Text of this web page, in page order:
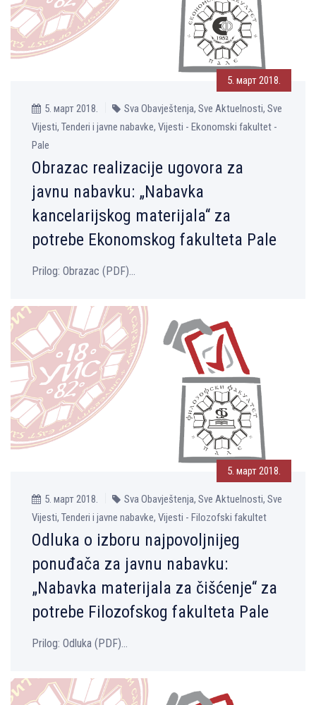
5. март 2018.
5. март 2018.
Sva Obavještenja, Sve Aktuelnosti, Sve
Vijesti, Tenderi i javne nabavke, Vijesti - Ekonomski fakultet -
Pale
Obrazac realizacije ugovora za
javnu nabavku: „Nabavka
kancelarijskog materijala“ za
potrebe Ekonomskog fakulteta Pale
Prilog: Оbrazac (PDF)...
5. март 2018.
5. март 2018.
Sva Obavještenja, Sve Aktuelnosti, Sve
Vijesti, Tenderi i javne nabavke, Vijesti - Filozofski fakultet
Odluka o izboru najpovolјnijeg
ponuđača za javnu nabavku:
„Nabavka materijala za čišćenje“ za
potrebe Filozofskog fakulteta Pale
Prilog: Оdluka (PDF)...